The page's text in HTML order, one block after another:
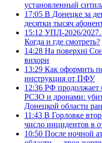
установленный
17:05 В Донецке за
десятки тысяч
15:12 УПЛ-2026/2027.
Когда и где смотреть?
14:28 На поверхні
вихори
13:29 Как оформить
инструкция от ПФУ
12:36 РФ продолжает
РСЗО и дронами:
Донецкой области
11:43 В Горловке
число инцидентов в
10:50 После ночной